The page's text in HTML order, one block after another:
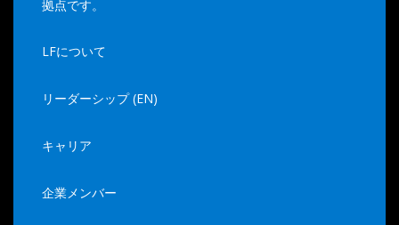
拠点です。
LFについて
リーダーシップ (EN)
キャリア
企業メンバー